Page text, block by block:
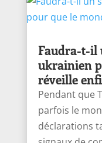
Faudra-t-il
ukrainien
réveille
Pendant que
parfois le
déclarations